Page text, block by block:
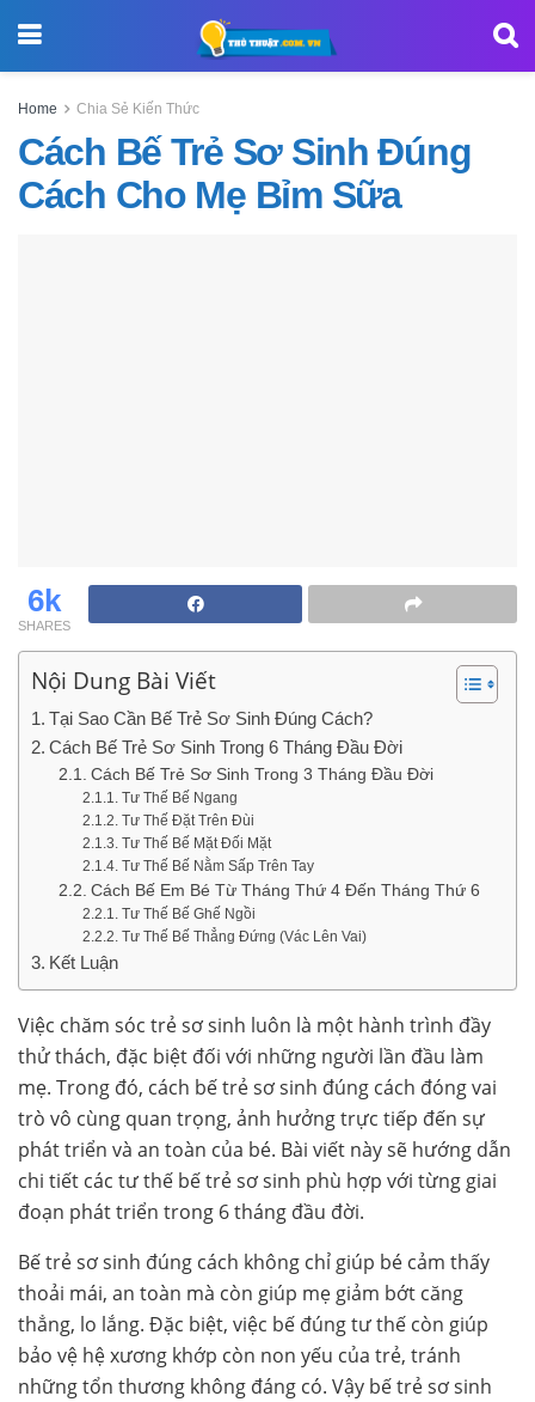
Home Chia Sẻ Kiến Thức
Cách Bế Trẻ Sơ Sinh Đúng
Cách Cho Mẹ Bỉm Sữa
6k
SHARES
Nội Dung Bài Viết
Tại Sao Cần Bế Trẻ Sơ Sinh Đúng Cách?
Cách Bế Trẻ Sơ Sinh Trong 6 Tháng Đầu Đời
Cách Bế Trẻ Sơ Sinh Trong 3 Tháng Đầu Đời
Tư Thế Bế Ngang
Tư Thế Đặt Trên Đùi
Tư Thế Bế Mặt Đối Mặt
Tư Thế Bế Nằm Sấp Trên Tay
Cách Bế Em Bé Từ Tháng Thứ 4 Đến Tháng Thứ 6
Tư Thế Bế Ghế Ngồi
Tư Thế Bế Thẳng Đứng (Vác Lên Vai)
Kết Luận
Việc chăm sóc trẻ sơ sinh luôn là một hành trình đầy
thử thách, đặc biệt đối với những người lần đầu làm
mẹ. Trong đó, cách bế trẻ sơ sinh đúng cách đóng vai
trò vô cùng quan trọng, ảnh hưởng trực tiếp đến sự
phát triển và an toàn của bé. Bài viết này sẽ hướng dẫn
chi tiết các tư thế bế trẻ sơ sinh phù hợp với từng giai
đoạn phát triển trong 6 tháng đầu đời.
Bế trẻ sơ sinh đúng cách không chỉ giúp bé cảm thấy
thoải mái, an toàn mà còn giúp mẹ giảm bớt căng
thẳng, lo lắng. Đặc biệt, việc bế đúng tư thế còn giúp
bảo vệ hệ xương khớp còn non yếu của trẻ, tránh
những tổn thương không đáng có. Vậy bế trẻ sơ sinh